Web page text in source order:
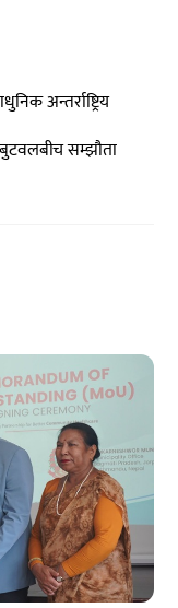
अन्तर्राष्ट्रिय
सम्झौता